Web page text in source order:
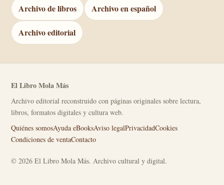
Archivo de libros Archivo en español
Archivo editorial
El Libro Mola Más
Archivo editorial reconstruido con páginas originales sobre lectura,
libros, formatos digitales y cultura web.
Quiénes somosAyuda eBooksAviso legalPrivacidadCookies
Condiciones de ventaContacto
© 2026 El Libro Mola Más. Archivo cultural y digital.